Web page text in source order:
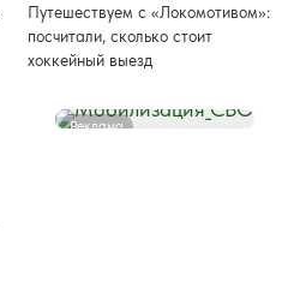
Путешествуем с «Локомотивом»:
посчитали, сколько стоит
хоккейный выезд
Реклама